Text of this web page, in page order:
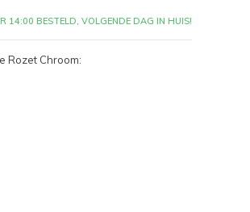
14:00 BESTELD, VOLGENDE DAG IN HUIS!
Rozet Chroom: